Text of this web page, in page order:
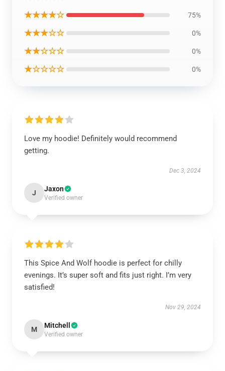
★★★★☆ 75%
★★★☆☆ 0%
★★☆☆☆ 0%
★☆☆☆☆ 0%
Love my hoodie! Definitely would recommend
getting.
Dec 3, 2024
J Jaxon
Verified owner
This Spice And Wolf hoodie is perfect for chilly
evenings. It’s super soft and fits just right. I’m very
satisfied!
Nov 29, 2024
M Mitchell
Verified owner